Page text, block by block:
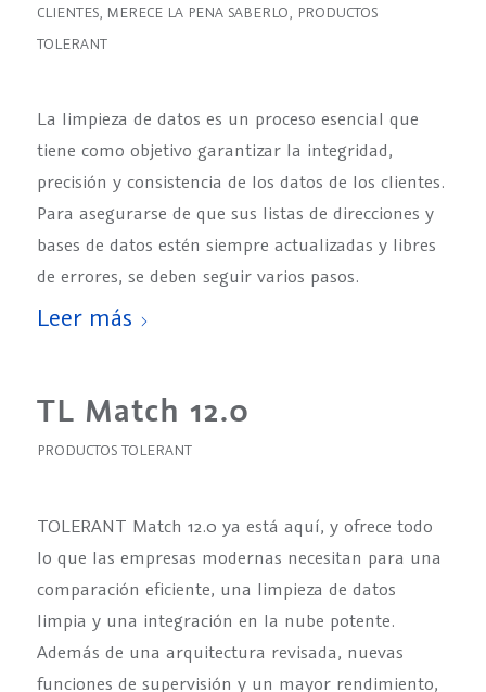
CLIENTES, MERECE LA PENA SABERLO, PRODUCTOS
TOLERANT
La limpieza de datos es un proceso esencial que
tiene como objetivo garantizar la integridad,
precisión y consistencia de los datos de los clientes.
Para asegurarse de que sus listas de direcciones y
bases de datos estén siempre actualizadas y libres
de errores, se deben seguir varios pasos.
Leer más
TL Match 12.0
PRODUCTOS TOLERANT
TOLERANT Match 12.0 ya está aquí, y ofrece todo
lo que las empresas modernas necesitan para una
comparación eficiente, una limpieza de datos
limpia y una integración en la nube potente.
Además de una arquitectura revisada, nuevas
funciones de supervisión y un mayor rendimiento,